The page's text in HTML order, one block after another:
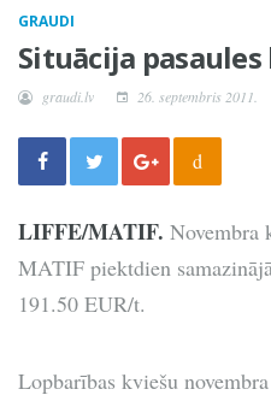
GRAUDI
Situācija pasaules
graudi.lv 26. septembris 2011.
d
LIFFE/MATIF. Novembra
MATIF piektdien
191.50 EUR/t.
Lopbarības kviešu